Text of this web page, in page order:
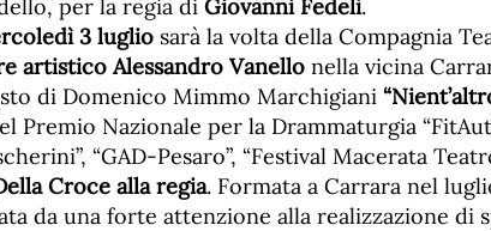
per la regia di Giovanni Fedeli.
3 luglio sarà la volta della Compagnia
artistico Alessandro Vanello nella vicina
di Domenico Mimmo Marchigiani
Premio Nazionale per la Drammaturgia
“GAD-Pesaro”, “Festival Macerata
Croce alla regia. Formata a Carrara nel
da una forte attenzione alla realizzazione